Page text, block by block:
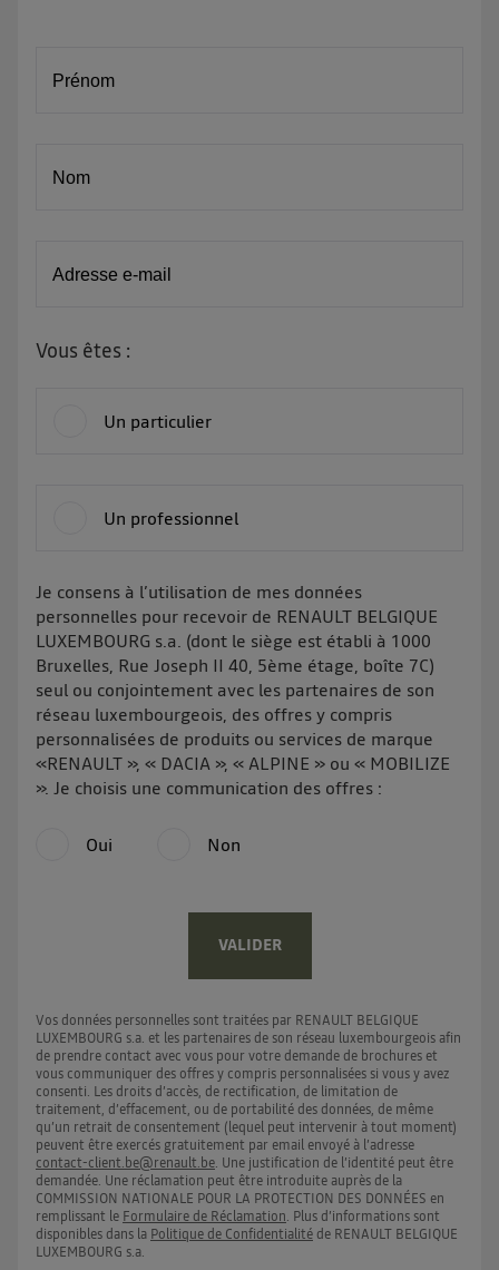
Prénom
Nom
Adresse e-mail
Vous êtes :
Un particulier
Un professionnel
Je consens à l’utilisation de mes données
personnelles pour recevoir de RENAULT BELGIQUE
LUXEMBOURG s.a. (dont le siège est établi à 1000
Bruxelles, Rue Joseph II 40, 5ème étage, boîte 7C)
seul ou conjointement avec les partenaires de son
réseau luxembourgeois, des offres y compris
personnalisées de produits ou services de marque
«RENAULT », « DACIA », « ALPINE » ou « MOBILIZE
». Je choisis une communication des offres :
Oui Non
VALIDER
Vos données personnelles sont traitées par RENAULT BELGIQUE
LUXEMBOURG s.a. et les partenaires de son réseau luxembourgeois afin
de prendre contact avec vous pour votre demande de brochures et
vous communiquer des offres y compris personnalisées si vous y avez
consenti. Les droits d’accès, de rectification, de limitation de
traitement, d’effacement, ou de portabilité des données, de même
qu’un retrait de consentement (lequel peut intervenir à tout moment)
peuvent être exercés gratuitement par email envoyé à l’adresse
contact-client.be@renault.be. Une justification de l’identité peut être
demandée. Une réclamation peut être introduite auprès de la
COMMISSION NATIONALE POUR LA PROTECTION DES DONNÉES en
remplissant le Formulaire de Réclamation. Plus d’informations sont
disponibles dans la Politique de Confidentialité de RENAULT BELGIQUE
LUXEMBOURG s.a.